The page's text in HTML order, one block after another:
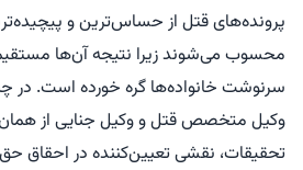
پرونده‌های قتل از حساس‌ترین و
محسوب می‌شوند زیرا نتیجه آن‌ها
سرنوشت خانواده‌ها گره خورده است. در
وکیل متخصص قتل و وکیل جنایی از همان
تحقیقات، نقشی تعیین‌کننده در احقاق